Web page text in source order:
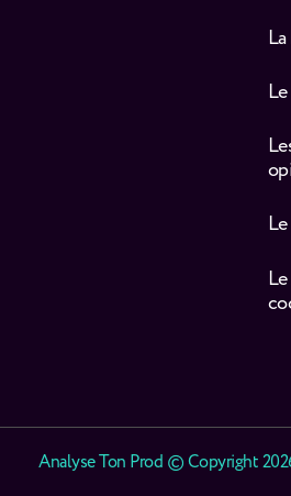
Analyse Ton Prod © Copyright